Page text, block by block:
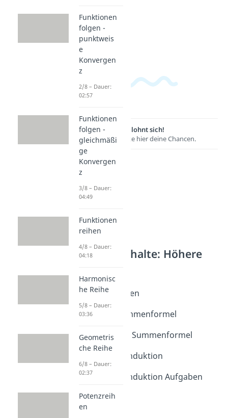
Lernen lohnt sich!
Entdecke hier deine Chancen.
Weitere Inhalte: Höhere
Summen
Summenzeichen
Dauer: 04:36
Gaußsche Summenformel
Geometrische Summenformel
Dauer: 03:27
Vollständige Induktion
Dauer: 03:39
Vollständige Induktion Aufgaben
Funktionen
folgen -
punktweis
e
Konvergen
z
2/8 – Dauer:
02:57
Funktionen
folgen -
gleichmäßi
ge
Konvergen
z
3/8 – Dauer:
04:49
Funktionen
reihen
4/8 – Dauer:
04:18
Harmonisc
he Reihe
5/8 – Dauer:
03:36
Geometris
che Reihe
6/8 – Dauer:
02:37
Potenzreih
en